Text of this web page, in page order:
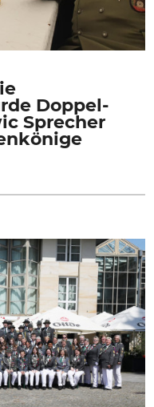
Doppel-
Sprecher